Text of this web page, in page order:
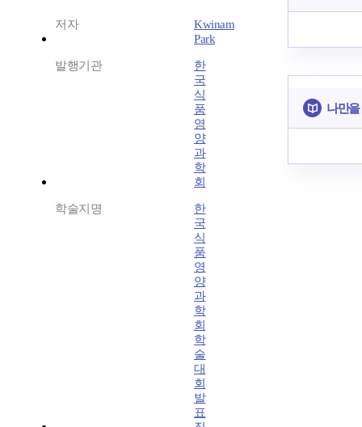
저자
Kwinam
Park
발행기관
한
국
식
품
영
양
과
학
회
학술지명
한
국
식
품
영
양
과
학
회
학
술
대
회
발
표
나만을